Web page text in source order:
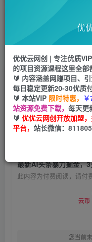
站长V：hu91275
首页 福源网 正文
最新AI头条暴力掘
规，复制粘贴月入
优优云网创
2年前发布
此内容为付费阅读，请付
云币
您当前
优
优优云网创 | 专注优质
的项目资源课程这里全部
🔰 内容涵盖网赚项目、
每日稳定更新20-30优质
🔰 本站VIP 限时特惠，
站资源免费下载， 每天更
🔰 优优云网创开放加盟
平台， 站长微信：